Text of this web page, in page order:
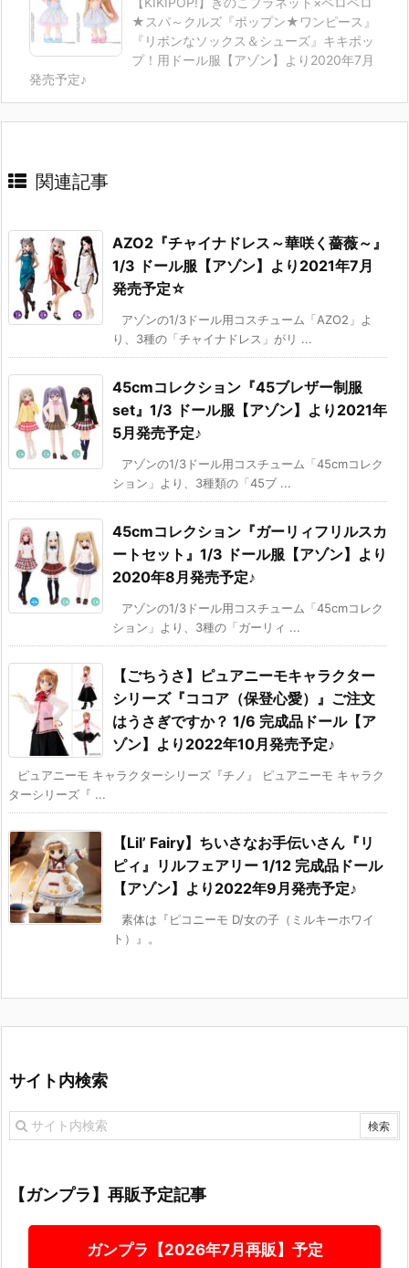
★スパ～クルズ『ポップン★ワンピース』
『リボンなソックス＆シューズ』キキポッ
プ！用ドール服【アゾン】より2020年7月
発売予定♪
関連記事
AZO2『チャイナドレス～華咲く薔薇～』
1/3 ドール服【アゾン】より2021年7月
発売予定☆
アゾンの1/3ドール用コスチューム「AZO2」よ
り、3種の「チャイナドレス」がリ ...
45cmコレクション『45ブレザー制服
set』1/3 ドール服【アゾン】より2021年
5月発売予定♪
アゾンの1/3ドール用コスチューム「45cmコレク
ション」より、3種類の「45ブ ...
45cmコレクション『ガーリィフリルスカ
ートセット』1/3 ドール服【アゾン】より
2020年8月発売予定♪
アゾンの1/3ドール用コスチューム「45cmコレク
ション」より、3種の「ガーリィ ...
【ごちうさ】ピュアニーモキャラクター
シリーズ『ココア（保登心愛）』ご注文
はうさぎですか？ 1/6 完成品ドール【ア
ゾン】より2022年10月発売予定♪
ピュアニーモ キャラクターシリーズ『チノ』 ピュアニーモ キャラク
ターシリーズ『 ...
【Lil’ Fairy】ちいさなお手伝いさん『リ
ピィ』リルフェアリー 1/12 完成品ドール
【アゾン】より2022年9月発売予定♪
素体は『ピコニーモ D/女の子（ミルキーホワイ
ト）』。
サイト内検索
【ガンプラ】再販予定記事
ガンプラ【2026年7月再販】予定